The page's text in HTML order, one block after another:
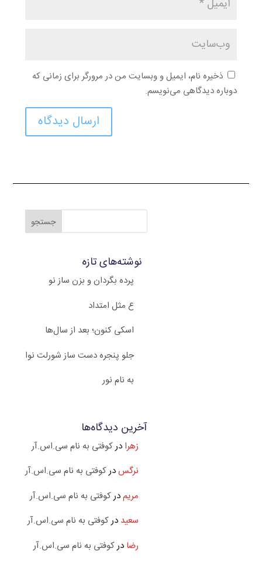
ذخیره نام، ایمیل و وبسایت من در مرورگر برای زمانی که
دوباره دیدگاهی می‌نویسم.
ارسال دیدگاه
نوشته‌های تازه
پرده بگردان و بزن ساز نو
ع مثل امتداد
اسکی کنون؛ بعد از سال‌ها
جلو پنجره دست ساز شورلت نوا
به نام نور
آخرین دیدگاه‌ها
زهرا درکوفتی به نام سی.اس.آر
نرگسدرکوفتی به نام سی.اس.آر
مریمدرکوفتی به نام سی.اس.آر
سعید درکوفتی به نام سی.اس.آر
رضا درکوفتی به نام سی.اس.آر